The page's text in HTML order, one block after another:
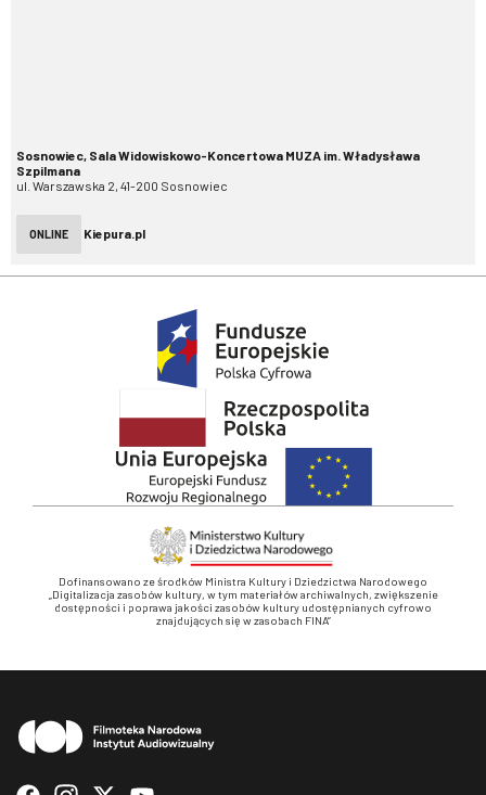
Sosnowiec, Sala Widowiskowo-Koncertowa MUZA im. Władysława
Szpilmana
ul. Warszawska 2, 41-200 Sosnowiec
ONLINE Kiepura.pl
Dofinansowano ze środków Ministra Kultury i Dziedzictwa Narodowego
„Digitalizacja zasobów kultury, w tym materiałów archiwalnych, zwiększenie
dostępności i poprawa jakości zasobów kultury udostępnianych cyfrowo
znajdujących się w zasobach FINA”